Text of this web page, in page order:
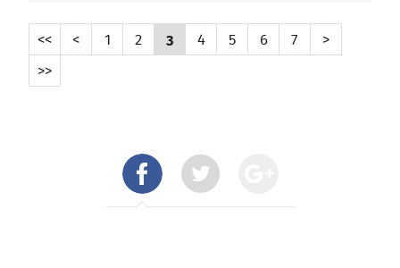
<< < 1 2 3 4 5 6 7
>
>>